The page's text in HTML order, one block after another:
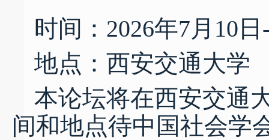
时间： 2026年7月10
地点：西安交通大学
本论坛将在西安交通
间和地点待中国社会学